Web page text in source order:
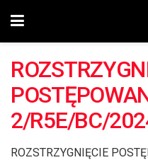
2/R5E/BC/
ROZSTRZYGNIĘCIE